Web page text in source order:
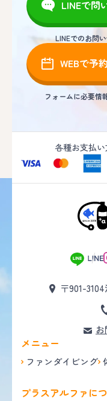
LINEで問
LINEでのお問
WEBで予
フォームに必要情
各種お支払い
〒901-3104
メニュー
ファンダイビング
プラスアルファに